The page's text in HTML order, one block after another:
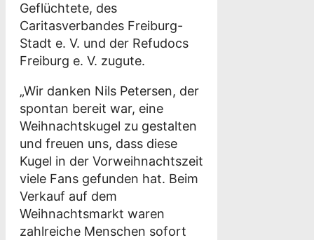
Geflüchtete, des
Caritasverbandes Freiburg-
Stadt e. V. und der Refudocs
Freiburg e. V. zugute.
„Wir danken Nils Petersen, der
spontan bereit war, eine
Weihnachtskugel zu gestalten
und freuen uns, dass diese
Kugel in der Vorweihnachtszeit
viele Fans gefunden hat. Beim
Verkauf auf dem
Weihnachtsmarkt waren
zahlreiche Menschen sofort